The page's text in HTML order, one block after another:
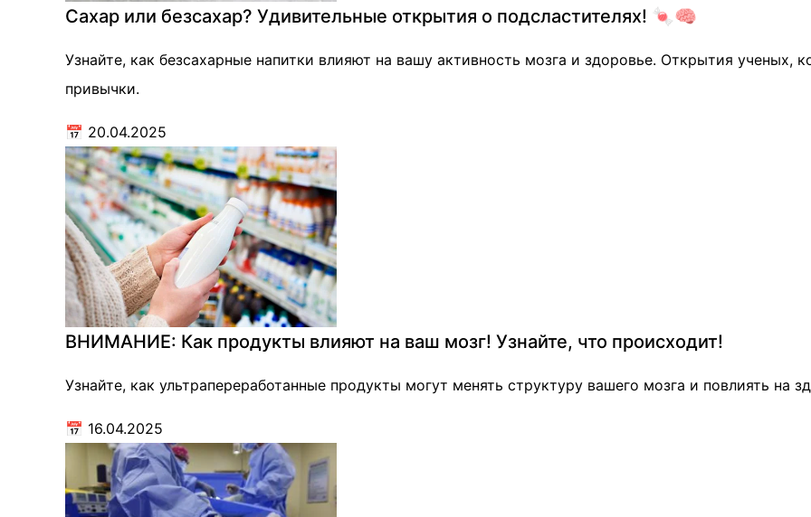
Сахар или безсахар? Удивительные открытия о подсластителях! 🍬🧠
Узнайте, как безсахарные напитки влияют на вашу активность мозга и здоровье. Открытия
привычки.
📅 20.04.2025
ВНИМАНИЕ: Как продукты влияют на ваш мозг! Узнайте, что происходит!
Узнайте, как ультрапереработанные продукты могут менять структуру вашего мозга и повлиять на
📅 16.04.2025